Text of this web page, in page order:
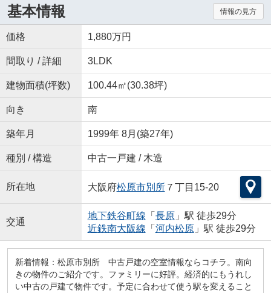
基本情報 情報の見方
価格 1,880万円
間取り / 詳細 3LDK
建物面積(坪数) 100.44㎡(30.38坪)
向き 南
築年月 1999年 8月(築27年)
種別 / 構造 中古一戸建 / 木造
所在地 大阪府松原市別所７丁目15-20
交通
地下鉄谷町線 「 長原」駅 徒歩29分
近鉄南大阪線 「 河内松原」駅 徒歩29分
新着情報：松原市別所 中古戸建の空室情報ならコチラ。南向
きの物件のご紹介です。ファミリーに好評。経済的にもうれし
い中古の戸建て物件です。予定に合わせて使う駅を変えること